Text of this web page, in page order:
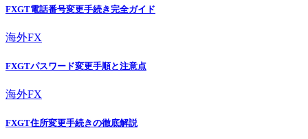
FXGT電話番号変更手続き完全ガイド
海外FX
FXGTパスワード変更手順と注意点
海外FX
FXGT住所変更手続きの徹底解説